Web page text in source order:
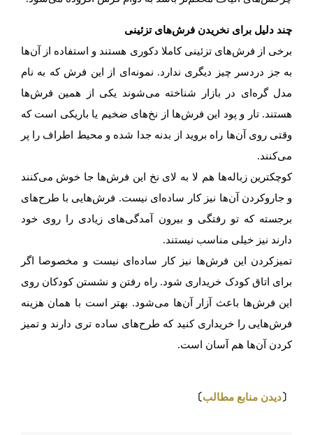
چند دلیل برای نخریدن فرش‌های تزئینی
برخی از فرش‌های تزئینی کاملا دکوری هستند و استفاده از آن‌ها
به جز دردسر چیز دیگری ندارد. نمونه‌ای از این فرش که به نام
مدل گره‌ای در بازار شناخته می‌شوند یکی از همین فرش‌ها
هستند. تار و پود این فرش‌ها از نخ‌های ضخیم یا باریکی است که
وقتی روی آن‌ها راه بروید از بدنه جدا شده و محیط اطراف را پر
می‌کنند.
کوچکترین زباله‌ها هم لا به لای نخ این فرش‌ها جا خوش می‌کنند
و جاروکردن آن‌ها نیز کار ساده‌ای نیست. فرش‌هایی با طرح‌های
برجسته که تو رفتگی و بیرون آمدگی‌های زیادی را روی خود
دارند نیز خیلی مناسب نیستند.
تمیزکردن این فرش‌ها نیز کار ساده‌ای نیست و مخصوصا اگر
برای اتاق کودک خریداری شود. راه رفتن و نشستن کودکان روی
این فرش‌ها باعث آزار آن‌ها می‌شود. بهتر است با همان هزینه
فرش‌هایی را خریداری کنید که طرح‌های ساده تری دارند و تمیز
کردن آن‌ها هم آسان است.
〔دیدن منابع مطالب〕